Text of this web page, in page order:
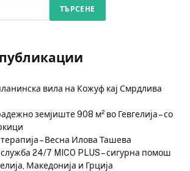
ТЪРСЕНЕ
вила на Кожуф кај Смрдлива
земјиште 908 м² во Гевгелија – со
– Весна Илова Ташева
24/7 MICO PLUS – сигурна помош
Македонија и Грција